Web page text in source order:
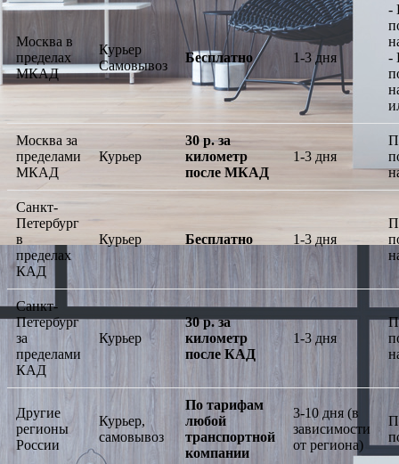
Москва в
пределах
МКАД
Курьер
Самовывоз
Бесплатно 1-3 дня
-
-
Москва за
пределами
МКАД
Курьер
30 р. за
километр
после МКАД
1-3 дня
Санкт-
Петербург
в
пределах
КАД
Курьер Бесплатно 1-3 дня
Санкт-
Петербург
за
пределами
КАД
Курьер
30 р. за
километр
после КАД
1-3 дня
Другие
регионы
России
Курьер,
самовывоз
По тарифам
любой
транспортной
компании
3-10 дня (в
зависимости
от региона)